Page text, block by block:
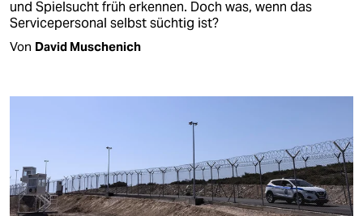
und Spielsucht früh erkennen. Doch was, wenn das
Servicepersonal selbst süchtig ist?
Von David Muschenich